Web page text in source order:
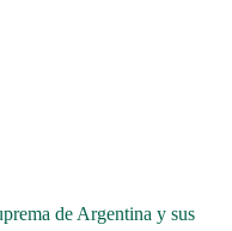
de Argentina y sus